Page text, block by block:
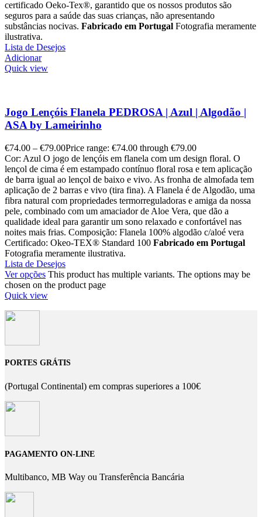
certificado Oeko-Tex®, garantido que os nossos produtos são
seguros para a saúde das suas crianças, não apresentando
substâncias nocivas. Fabricado em Portugal Fotografia meramente
ilustrativa.
Lista de Desejos
Adicionar
Quick view
Jogo Lençóis Flanela PEDROSA | Azul | Algodão |
ASA by Lameirinho
€74.00 – €79.00Price range: €74.00 through €79.00
Cor: Azul O jogo de lençóis em flanela com um design floral. O
lençol de cima é em estampado contínuo floral rosa e tem aplicação
de barra igual ao lençol de baixo e vivo. As fronha de almofada tem
aplicação de 2 barras e vivo (tira fina). A Flanela é de Algodão, uma
fibra natural com propriedades termorreguladoras e amiga da nossa
pele, combinado com um amaciador de Aloe Vera, que dão a
qualidade ideal para garantir um sono relaxado e confortável nas
noites mais frias. Composição: Flanela 100% algodão c/aloé vera
Certificado: Okeo-TEX® Standard 100 Fabricado em Portugal
Fotografia meramente ilustrativa.
Lista de Desejos
Ver opções This product has multiple variants. The options may be
chosen on the product page
Quick view
PORTES GRÁTIS
(Portugal Continental) em compras superiores a 100€
PAGAMENTO ON-LINE
Multibanco, MB Way ou Transferência Bancária